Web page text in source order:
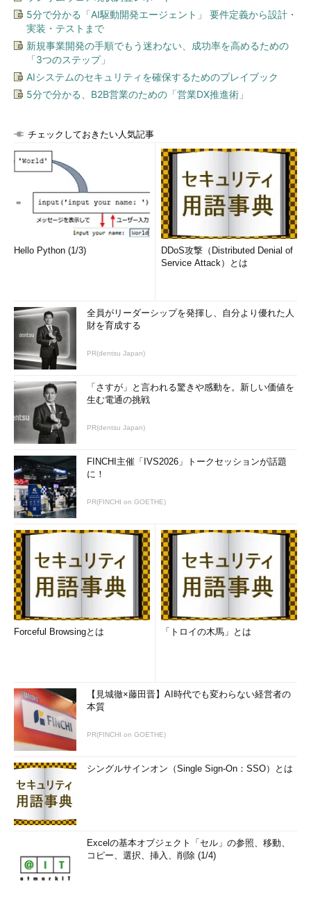
5分で分かる「AI駆動開発エージェント」 要件定義から設計・
実装・テストまで
新規事業開発の手順でもう迷わない、成功率を高めるための
「3つのステップ」
AIシステムのセキュリティを確保するためのプレイブック
5分で分かる、B2B営業のための「営業DX推進術」
チェックしておきたい人気記事
Hello Python (1/3)
DDoS攻撃（Distributed Denial of
Service Attack）とは
全員がリーダーシップを発揮し、自分より優れた人
財を育成する
PR(dentsu Japan)
「さすが」と言われる驚きや感動を。新しい価値を
生む電通の挑戦
PR(dentsu Japan)
FINCHI主催「IVS2026」トークセッションが話題
に！
PR(FINCHI on GOETHE)
Forceful Browsingとは 「トロイの木馬」とは
【見城徹×藤田晋】AI時代でも変わらない経営者の
本質
PR(FINCHI on GOETHE)
シングルサインオン（Single Sign-On：SSO）とは
Excelの基本オブジェクト「セル」の参照、移動、
コピー、選択、挿入、削除 (1/4)